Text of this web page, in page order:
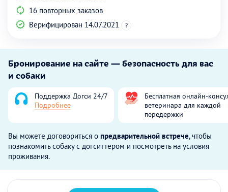
16 повторных заказов
Верифицирован 14.07.2021
?
Бронирование на сайте — безопасность для вас
и собаки
Поддержка Догси 24/7
Подробнее
Бесплатная онлайн-
ветеринара для каждой
передержки
Вы можете договориться о предварительной встрече, чтобы
познакомить собаку с догситтером и посмотреть на условия
проживания.